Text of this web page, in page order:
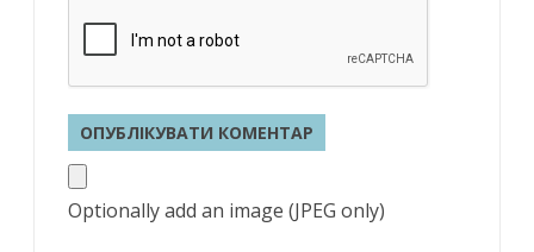
Optionally add an image (JPEG only)